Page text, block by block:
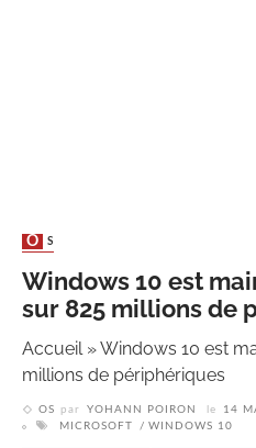
OS
Windows 10 est
sur 825 millions de
Accueil»Windows 10 est
millions de périphériques
OS par YOHANN POIRON le
14
MICROSOFT
WINDOWS 10